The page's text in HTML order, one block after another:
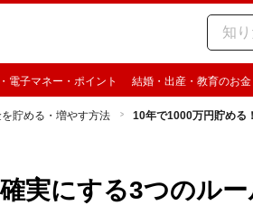
電子マネー・ポイント 結婚・出産・教育のお金
貯める・増やす方法 10年で1000万円貯める
実にする3つのル